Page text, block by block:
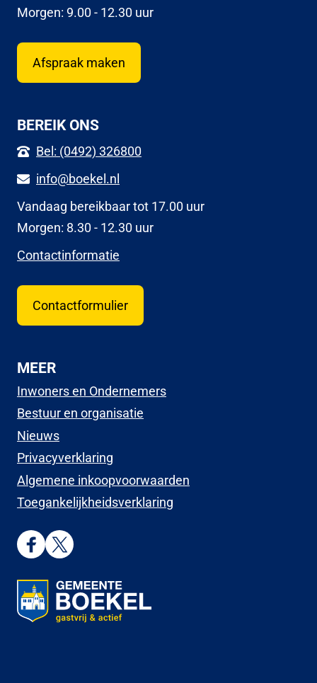
Morgen: 9.00 - 12.30 uur
Afspraak maken
BEREIK ONS
Bel: (0492) 326800
info@boekel.nl
Vandaag bereikbaar tot 17.00 uur
Morgen: 8.30 - 12.30 uur
Contactinformatie
Contactformulier
MEER
Inwoners en Ondernemers
Bestuur en organisatie
Nieuws
Privacyverklaring
Algemene inkoopvoorwaarden
Toegankelijkheidsverklaring